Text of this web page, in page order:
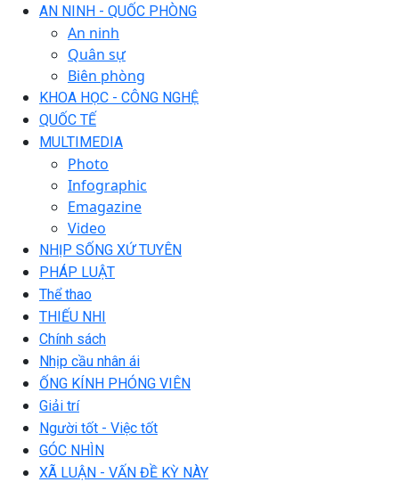
AN NINH - QUỐC PHÒNG
An ninh
Quân sự
Biên phòng
KHOA HỌC - CÔNG NGHỆ
QUỐC TẾ
MULTIMEDIA
Photo
Infographic
Emagazine
Video
NHỊP SỐNG XỨ TUYÊN
PHÁP LUẬT
Thể thao
THIẾU NHI
Chính sách
Nhịp cầu nhân ái
ỐNG KÍNH PHÓNG VIÊN
Giải trí
Người tốt - Việc tốt
GÓC NHÌN
XÃ LUẬN - VẤN ĐỀ KỲ NÀY